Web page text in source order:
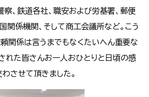
察、鉄道各社、職安および労基署、郵便
関係機関、そして商工会議所など。こう
関係は言うまでもなくたいへん重要な
れた皆さんお一人おひとりと日頃の感
させて頂きました。